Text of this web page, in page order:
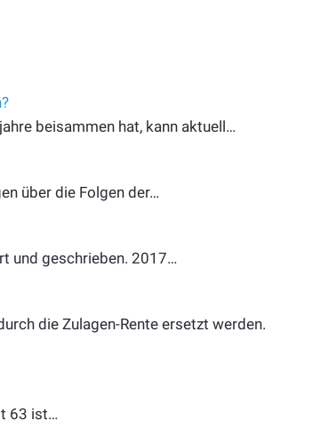
beisammen hat, kann aktuell…
über die Folgen der…
und geschrieben. 2017…
die Zulagen-Rente ersetzt werden.
63 ist…